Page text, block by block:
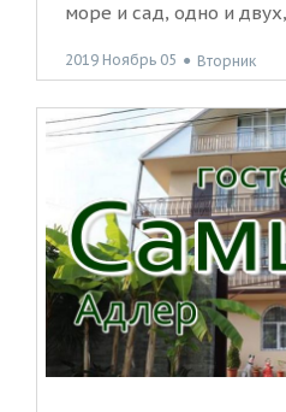
море и сад, одно и
2019 Ноябрь 05 ● Вторник